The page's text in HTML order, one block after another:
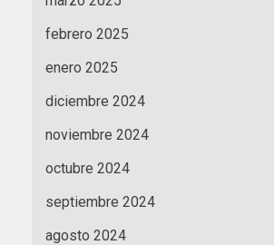
febrero 2025
enero 2025
diciembre 2024
noviembre 2024
octubre 2024
septiembre 2024
agosto 2024